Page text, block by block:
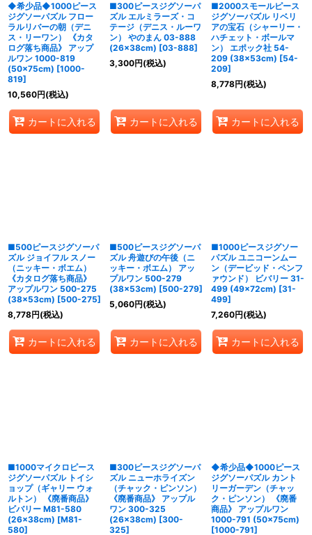
◆希少品◆1000ピース
ジグソーパズル フロー
ラルリバーの朝（デニ
ス・リーワン） 《カタ
ログ落ち商品》 アップ
ルワン 1000-819
(50×75cm) [1000-
819]
10,560円(税込)
カートに入れる
■300ピースジグソーパ
ズル エルミラーズ・コ
テージ（デニス・ルーワ
ン） やのまん 03-888
(26×38cm) [03-888]
3,300円(税込)
カートに入れる
■2000スモールピース
ジグソーパズル リベリ
アの宝石（シャーリー・
ハチェット・ボールマ
ン） エポック社 54-
209 (38×53cm) [54-
209]
8,778円(税込)
カートに入れる
■500ピースジグソーパ
ズル ジョイフル スノー
（ニッキー・ボエム）
《カタログ落ち商品》
アップルワン 500-275
(38×53cm) [500-275]
8,778円(税込)
カートに入れる
■500ピースジグソーパ
ズル 舟遊びの午後（ニ
ッキー・ボエム） アッ
プルワン 500-279
(38×53cm) [500-279]
5,060円(税込)
カートに入れる
■1000ピースジグソー
パズル ユニコーンムー
ン（デービッド・ペンフ
ァウンド） ビバリー 31-
499 (49×72cm) [31-
499]
7,260円(税込)
カートに入れる
■1000マイクロピース
ジグソーパズル トイシ
ョップ（ギャリー ウォ
ルトン） 《廃番商品》
ビバリー M81-580
(26×38cm) [M81-
580]
■300ピースジグソーパ
ズル ニューホライズン
（チャック・ピンソン）
《廃番商品》 アップル
ワン 300-325
(26×38cm) [300-
325]
◆希少品◆1000ピース
ジグソーパズル カント
リーガーデン（チャッ
ク・ピンソン） 《廃番
商品》 アップルワン
1000-791 (50×75cm)
[1000-791]